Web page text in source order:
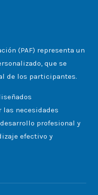
(PAF) representa un
que se
de los participantes.
necesidades
profesional y
efectivo y